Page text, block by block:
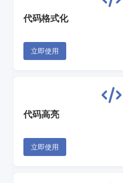
代码格式化
立即使用
代码高亮
立即使用